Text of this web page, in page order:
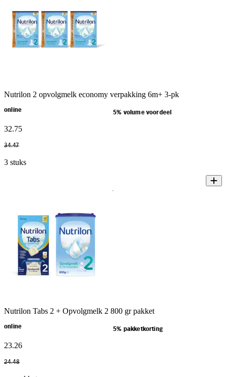
Nutrilon 2 opvolgmelk economy verpakking 6m+ 3-pk
online 5% volume voordeel
32.75
34.47
3 stuks
Nutrilon Tabs 2 + Opvolgmelk 2 800 gr pakket
online 5% pakketkorting
23.26
24.48